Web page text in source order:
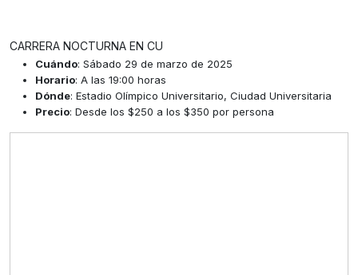
CARRERA NOCTURNA EN CU
Cuándo: Sábado 29 de marzo de 2025
Horario: A las 19:00 horas
Dónde: Estadio Olímpico Universitario, Ciudad Universitaria
Precio: Desde los $250 a los $350 por persona